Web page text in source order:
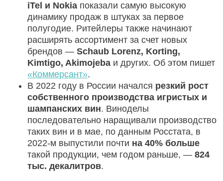
iTel и Nokia показали самую высокую
динамику продаж в штуках за первое
полугодие. Ритейлеры также начинают
расширять ассортимент за счет новых
брендов — Sсhaub Lorenz, Korting,
Kimtigo, Akimojeba и других. Об этом пишет
«Коммерсант».
В 2022 году в России начался резкий рост
собственного производства игристых и
шампанских вин. Виноделы
последовательно наращивали производство
таких вин и в мае, по данным Росстата, в
2022-м выпустили почти на 40% больше
такой продукции, чем годом раньше, — 824
тыс. декалитров.